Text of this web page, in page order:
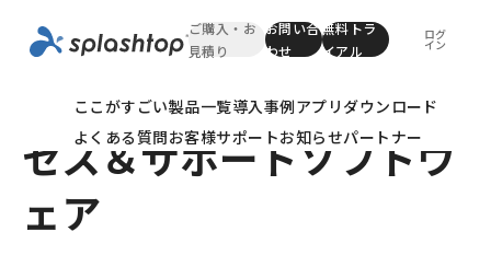
ご購入・お
見積り
お問い合
わせ
無料トラ
イアル
ログ
イン
ここがすごい製品一覧導入事例アプリダウンロード
よくある質問お客様サポートお知らせパートナー
最高評価のリモートアク
セス＆サポートソフトウ
ェア